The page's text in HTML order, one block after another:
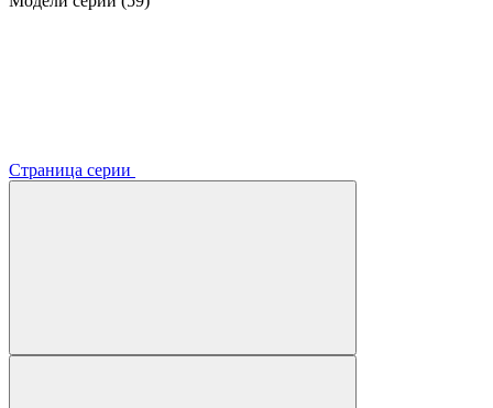
Страница серии